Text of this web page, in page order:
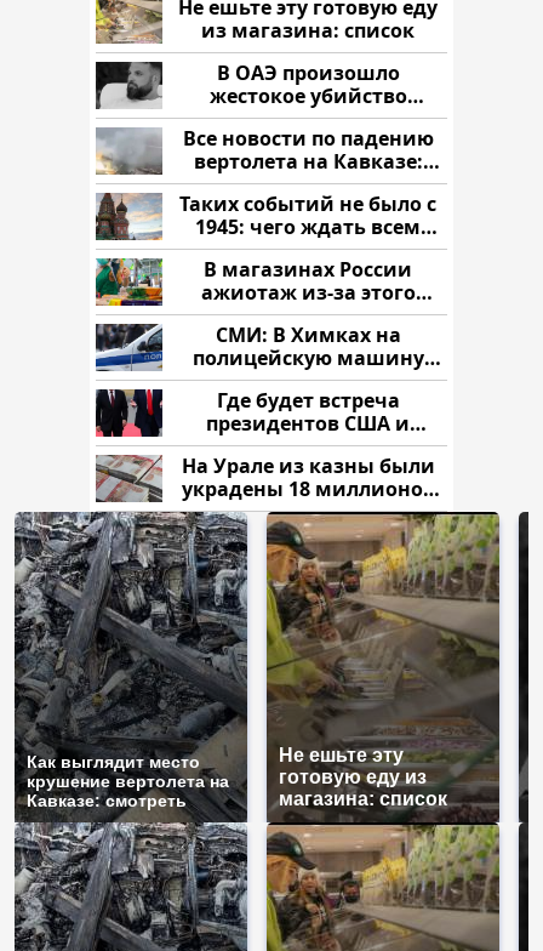
Не ешьте эту готовую еду
из магазина: список
В ОАЭ произошло
жестокое убийство
криптомиллионера
Все новости по падению
вертолета на Кавказе:
читать здесь
Таких событий не было с
1945: чего ждать всем
нам?
В магазинах России
ажиотаж из-за этого
продукта: что купить?
СМИ: В Химках на
полицейскую машину
напали и подожгли.
Где будет встреча
президентов США и
России: Европа?
На Урале из казны были
украдены 18 миллионов
рублей
Как выглядит место
крушение вертолета на
Кавказе: смотреть
Не ешьте эту
готовую еду из
магазина: список